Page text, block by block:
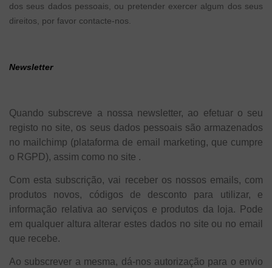
dos seus dados pessoais, ou pretender exercer algum dos seus
direitos, por favor contacte-nos.
Newsletter
Quando subscreve a nossa newsletter, ao efetuar o seu
registo no site, os seus dados pessoais são armazenados
no mailchimp (plataforma de email marketing, que cumpre
o RGPD), assim como no site .
Com esta subscrição, vai receber os nossos emails, com
produtos novos, códigos de desconto para utilizar, e
informação relativa ao serviços e produtos da loja. Pode
em qualquer altura alterar estes dados no site ou no email
que recebe.
Ao subscrever a mesma, dá-nos autorização para o envio